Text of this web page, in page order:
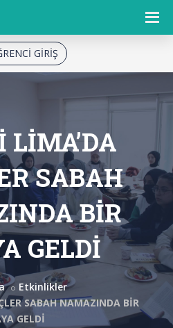
GİRİŞ
LİMA’DA
SABAH
BİR
GELDİ
Etkinlikler
SABAH NAMAZINDA BİR
GELDİ